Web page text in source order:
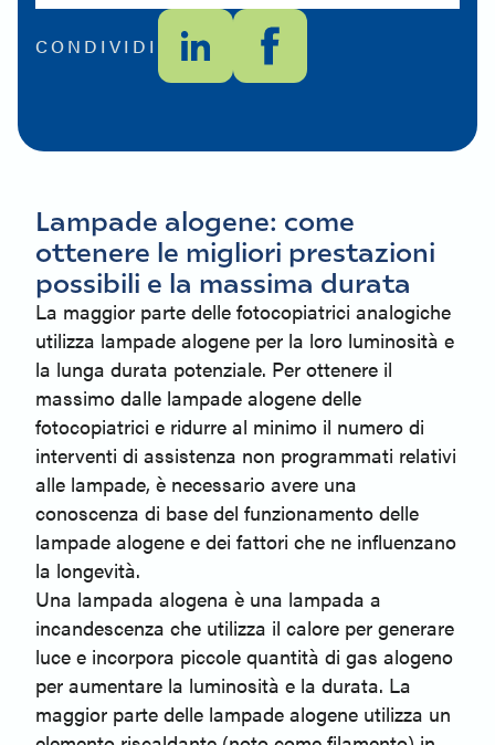
CONDIVIDI
Lampade alogene: come
ottenere le migliori prestazioni
possibili e la massima durata
La maggior parte delle fotocopiatrici analogiche
utilizza lampade alogene per la loro luminosità e
la lunga durata potenziale. Per ottenere il
massimo dalle lampade alogene delle
fotocopiatrici e ridurre al minimo il numero di
interventi di assistenza non programmati relativi
alle lampade, è necessario avere una
conoscenza di base del funzionamento delle
lampade alogene e dei fattori che ne influenzano
la longevità.
Una lampada alogena è una lampada a
incandescenza che utilizza il calore per generare
luce e incorpora piccole quantità di gas alogeno
per aumentare la luminosità e la durata. La
maggior parte delle lampade alogene utilizza un